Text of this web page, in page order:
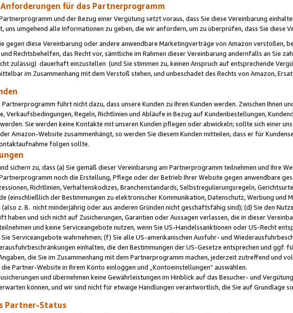
für das Partnerprogramm
und der Bezug einer Vergütung setzt voraus, dass Sie diese Vereinbarung
uns umgehend alle Informationen zu geben, die wir anfordern, um zu überprüfen, dass Sie diese
gegen diese Vereinbarung oder andere anwendbare Marketingverträge von Amazon verstoßen,
Rechtsbehelfen, das Recht vor, sämtliche im Rahmen dieser Vereinbarung andernfalls an Sie
zulässig) dauerhaft einzustellen (und Sie stimmen zu, keinen Anspruch auf entsprechende
im Zusammenhang mit dem Verstoß stehen, und unbeschadet des Rechts von Amazon,
Partnerprogramm führt nicht dazu, dass unsere Kunden zu Ihren Kunden werden. Zwischen Ihnen
Verkaufsbedingungen, Regeln, Richtlinien und Abläufe in Bezug auf Kundenbestellungen,
Sie werden keine Kontakte mit unseren Kunden pflegen oder abwickeln; sollte sich einer
Amazon-Website zusammenhängt, so werden Sie diesem Kunden mitteilen, dass er für
folgen sollte.
sichern zu, dass (a) Sie gemäß dieser Vereinbarung am Partnerprogramm teilnehmen und Ihre
noch die Erstellung, Pflege oder der Betrieb Ihrer Website gegen anwendbare
Richtlinien, Verhaltenskodizes, Branchenstandards, Selbstregulierungsregeln,
(einschließlich der Bestimmungen zu elektronischer Kommunikation, Datenschutz, Werbung und
z. B. nicht minderjährig oder aus anderen Gründen nicht geschäftsfähig sind); (d) Sie den
haben und sich nicht auf Zusicherungen, Garantien oder Aussagen verlassen, die in dieser
und keine Serviceangebote nutzen, wenn Sie US-Handelssanktionen oder US-Recht
Serviceangebote wahrnehmen; (f) Sie alle US-amerikanischen Ausfuhr- und
einhalten, die den Bestimmungen der US-Gesetze entsprechen und ggf.
die Sie im Zusammenhang mit dem Partnerprogramm machen, jederzeit zutreffend und
die Partner-Website in Ihrem Konto einloggen und „Kontoeinstellungen“ auswählen.
und übernehmen keine Gewährleistungen im Hinblick auf das Besucher- und
können, und wir sind nicht für etwaige Handlungen verantwortlich, die Sie auf Grundlage
Partner-Status